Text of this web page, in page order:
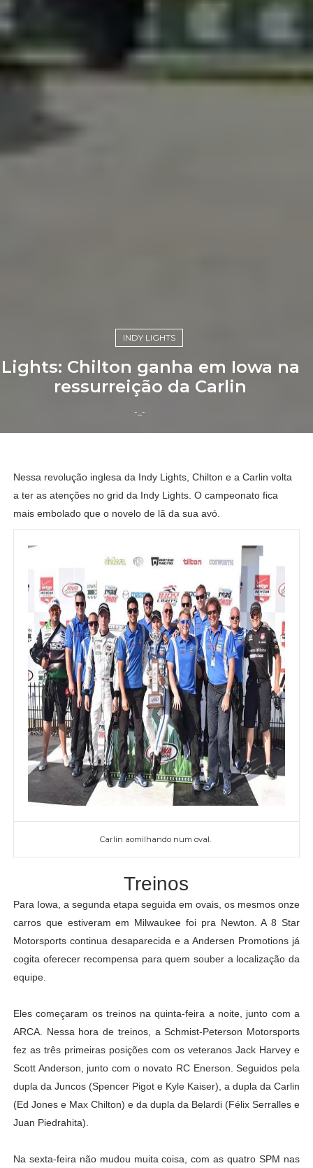
INDY LIGHTS
Lights: Chilton ganha em Iowa na
ressurreição da Carlin
-_-
Nessa revolução inglesa da Indy Lights, Chilton e a Carlin volta
a ter as atenções no grid da Indy Lights. O campeonato fica
mais embolado que o novelo de lã da sua avó.
Carlin aomilhando num oval.
Treinos
Para Iowa, a segunda etapa seguida em ovais, os mesmos onze
carros que estiveram em Milwaukee foi pra Newton. A 8 Star
Motorsports continua desaparecida e a Andersen Promotions já
cogita oferecer recompensa para quem souber a localização da
equipe.
Eles começaram os treinos na quinta-feira a noite, junto com a
ARCA. Nessa hora de treinos, a Schmist-Peterson Motorsports
fez as três primeiras posições com os veteranos Jack Harvey e
Scott Anderson, junto com o novato RC Enerson. Seguidos pela
dupla da Juncos (Spencer Pigot e Kyle Kaiser), a dupla da Carlin
(Ed Jones e Max Chilton) e da dupla da Belardi (Félix Serralles e
Juan Piedrahita).
Na sexta-feira não mudou muita coisa, com as quatro SPM nas